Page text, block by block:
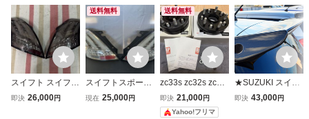
スイフト スイフト
スポーツ ZC32S Z
即決 26,000円
送料無料
スイフトスポー
ツ ZC32S スイ
現在 25,000円
送料無料
zc33s zc32s zc31
s スイフトスポー
ツ アールズ ワイ
即決 21,000円
Yahoo!フリマ
★SUZUKI スイフ
ト スポーツ・スイ
即決 43,000円